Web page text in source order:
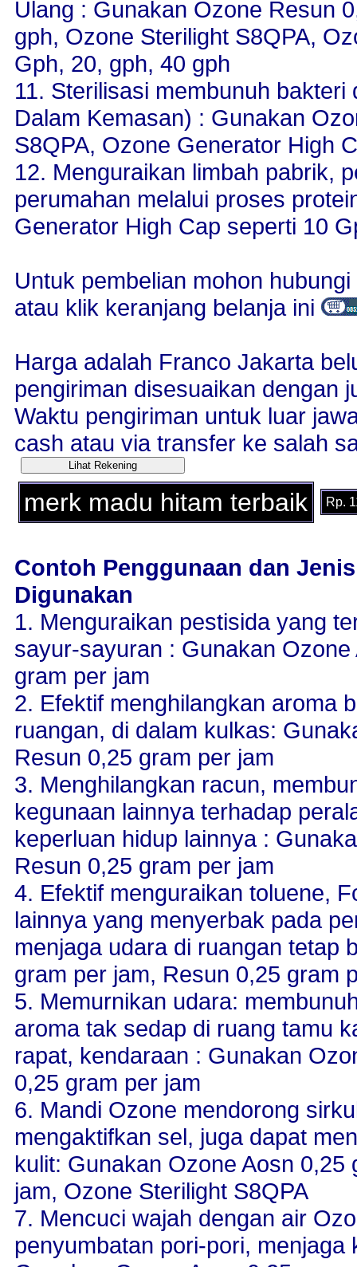
merk madu hitam terbaik Rp.
Contoh Penggunaan dan
Digunakan
1. Menguraikan pestisida yang
sayur-sayuran : Gunakan
gram per jam
2. Efektif menghilangkan aroma
ruangan, di dalam kulkas:
Resun 0,25 gram per jam
3. Menghilangkan racun,
kegunaan lainnya terhadap
keperluan hidup lainnya :
Resun 0,25 gram per jam
4. Efektif menguraikan toluene,
lainnya yang menyerbak pada
menjaga udara di ruangan tetap
gram per jam, Resun 0,25 gram
5. Memurnikan udara:
aroma tak sedap di ruang tamu
rapat, kendaraan : Gunakan
0,25 gram per jam
6. Mandi Ozone mendorong
mengaktifkan sel, juga dapat
kulit: Gunakan Ozone Aosn
jam, Ozone Sterilight S8QPA
7. Mencuci wajah dengan air
penyumbatan pori-pori,
Ulang : Gunakan Ozone Resun
gph, Ozone Sterilight S8QPA,
Gph, 20, gph, 40 gph
11. Sterilisasi membunuh
Dalam Kemasan) : Gunakan
S8QPA, Ozone Generator High
12. Menguraikan limbah pabrik,
perumahan melalui proses
Generator High Cap seperti 10
Untuk pembelian mohon
atau klik keranjang belanja ini
Harga adalah Franco Jakarta
pengiriman disesuaikan dengan
Waktu pengiriman untuk luar
cash atau via transfer ke salah